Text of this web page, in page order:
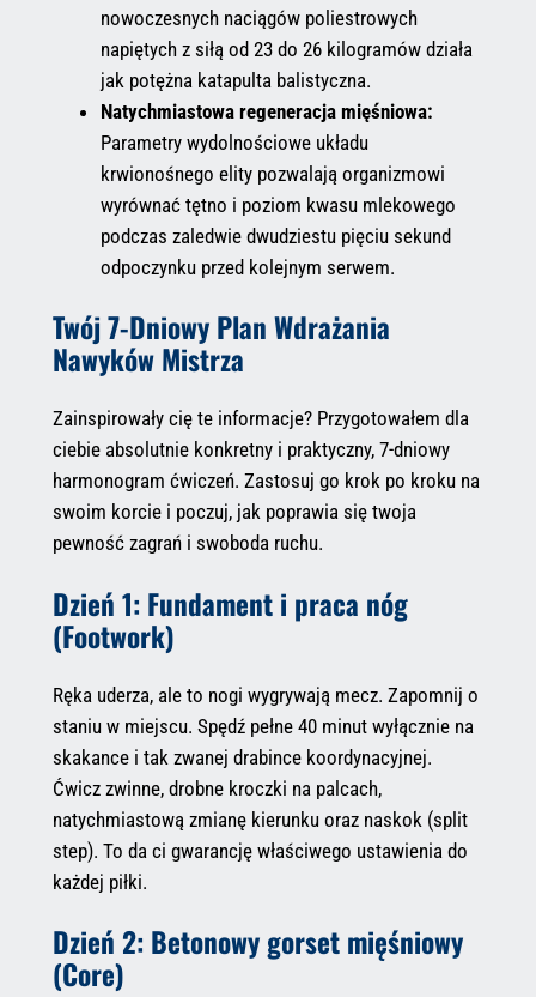
nowoczesnych naciągów poliestrowych
napiętych z siłą od 23 do 26 kilogramów działa
jak potężna katapulta balistyczna.
Natychmiastowa regeneracja mięśniowa:
Parametry wydolnościowe układu
krwionośnego elity pozwalają organizmowi
wyrównać tętno i poziom kwasu mlekowego
podczas zaledwie dwudziestu pięciu sekund
odpoczynku przed kolejnym serwem.
Twój 7-Dniowy Plan Wdrażania
Nawyków Mistrza
Zainspirowały cię te informacje? Przygotowałem dla
ciebie absolutnie konkretny i praktyczny, 7-dniowy
harmonogram ćwiczeń. Zastosuj go krok po kroku na
swoim korcie i poczuj, jak poprawia się twoja
pewność zagrań i swoboda ruchu.
Dzień 1: Fundament i praca nóg
(Footwork)
Ręka uderza, ale to nogi wygrywają mecz. Zapomnij o
staniu w miejscu. Spędź pełne 40 minut wyłącznie na
skakance i tak zwanej drabince koordynacyjnej.
Ćwicz zwinne, drobne kroczki na palcach,
natychmiastową zmianę kierunku oraz naskok (split
step). To da ci gwarancję właściwego ustawienia do
każdej piłki.
Dzień 2: Betonowy gorset mięśniowy
(Core)